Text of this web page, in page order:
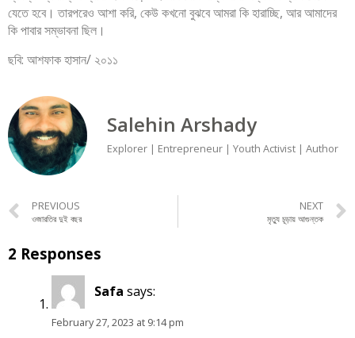
যেতে হবে। তারপরেও আশা করি, কেউ কখনো বুঝবে আমরা কি হারাচ্ছি, আর আমাদের
কি পাবার সম্ভাবনা ছিল।
ছবি: আশফাক হাসান/ ২০১১
Salehin Arshady
Explorer | Entrepreneur | Youth Activist | Author
PREVIOUS
ওজারতির দুই বছর
NEXT
মৃত্যু চূড়ায় আগুন্তক
2 Responses
Safa says:
February 27, 2023 at 9:14 pm